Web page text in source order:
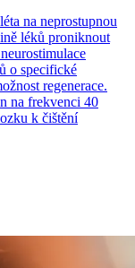
na neprostupnou
léků proniknout
o specifické
regenerace.
na frekvenci 40
k čištění